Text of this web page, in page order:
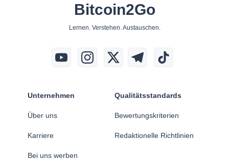
Bitcoin2Go
Lernen. Verstehen. Austauschen.
Unternehmen
Über uns
Karriere
Bei uns werben
Qualitätsstandards
Bewertungskriterien
Redaktionelle Richtlinien